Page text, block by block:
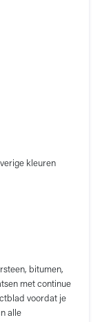
kleuren
bitumen,
met continue
voordat je
alle